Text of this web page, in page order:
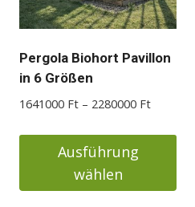
Pergola Biohort Pavillon
in 6 Größen
1641000 Ft – 2280000 Ft
bis
Ausführung
wählen